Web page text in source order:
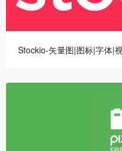
Stockio-矢量图|图标|字体|